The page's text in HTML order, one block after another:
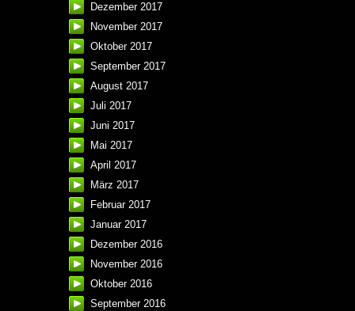
Dezember 2017
November 2017
Oktober 2017
September 2017
August 2017
Juli 2017
Juni 2017
Mai 2017
April 2017
März 2017
Februar 2017
Januar 2017
Dezember 2016
November 2016
Oktober 2016
September 2016